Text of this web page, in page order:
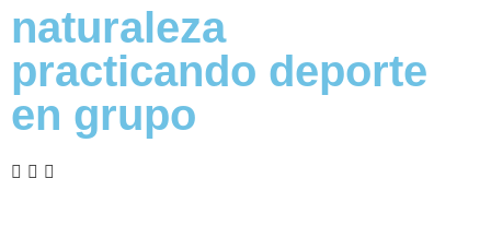
naturaleza
practicando deporte
en grupo